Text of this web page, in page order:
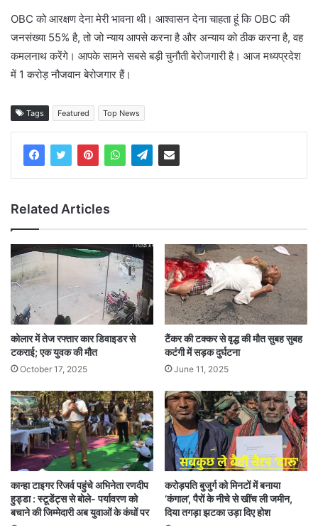
OBC को आरक्षण देना मेरी भावना थी। आश्वासन देना चाहता हूं कि OBC की
जनसंख्या 55% है, तो जो न्याय आपसे करना है और अन्याय को ठीक करना है, वह
कमलनाथ करेंगे। आपके सामने सबसे बड़ी चुनौती बेरोजगारी है। आज मध्यप्रदेश
में 1 करोड़ नौजवान बेरोजगार हैं।
Tags Featured Top News
Related Articles
कोलार में तेज रफ्तार कार डिवाइडर से
टकराई; एक युवक की मौत
October 17, 2025
टैंकर की टक्कर से वृद्ध की मौत सुबह सुबह
कटंगी में सड़क दुर्घटना
June 11, 2025
कान्हा टाइगर रिजर्व पहुंचे अभिनेता रणदीप
हुड्डा : स्टूडेंट्स से बोले- पर्यावरण को
बचाने की जिम्मेदारी अब युवाओं के कंधों पर
करोड़पति बुजुर्ग को मिनटों में बनाया
‘कंगाल’, पैरों के नीचे से खींच ली जमीन,
दिया तगड़ा झटका उड़ा दिए होश